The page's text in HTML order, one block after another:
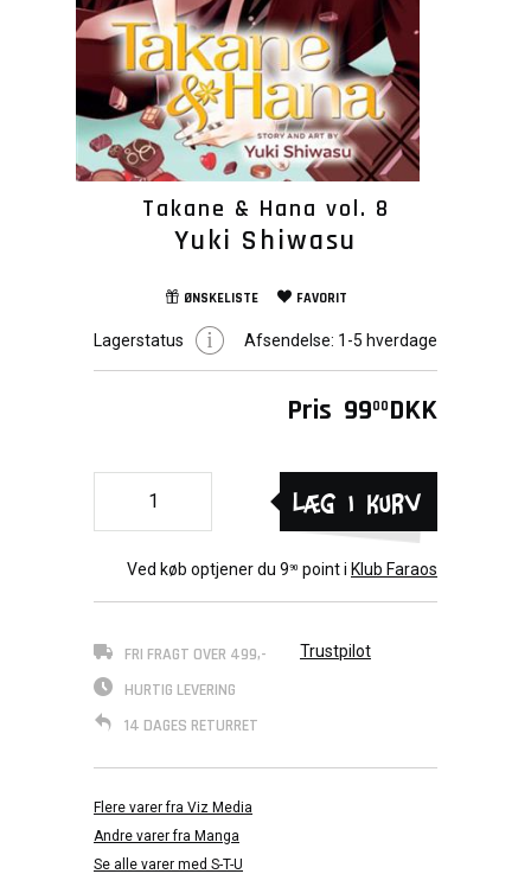
Takane & Hana vol. 8
Yuki Shiwasu
ØNSKELISTE FAVORIT
Lagerstatus Afsendelse: 1-5 hverdage
Pris 9900 DKK
Læg i kurv
Ved køb optjener du 990 point i Klub Faraos
FRI FRAGT OVER 499,-
HURTIG LEVERING
14 DAGES RETURRET
Trustpilot
Flere varer fra Viz Media
Andre varer fra Manga
Se alle varer med S-T-U